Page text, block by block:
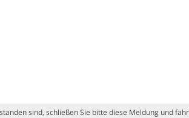
sind, schließen Sie bitte diese Meldung und